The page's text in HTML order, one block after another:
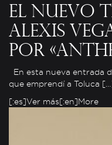
El nuevo
Alexis
por
En esta nueva entrada
que emprendí a Toluca
[:es]Ver más[:en]More